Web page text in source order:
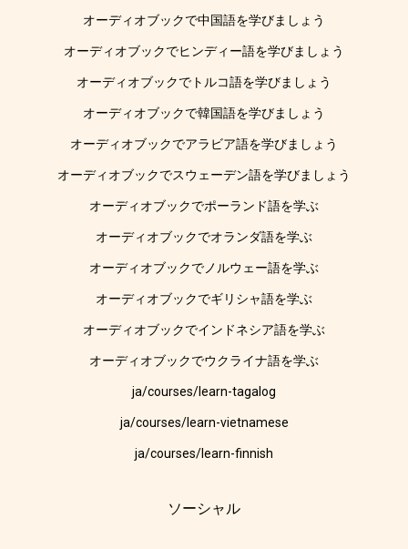
オーディオブックで中国語を学びましょう
オーディオブックでヒンディー語を学びましょう
オーディオブックでトルコ語を学びましょう
オーディオブックで韓国語を学びましょう
オーディオブックでアラビア語を学びましょう
オーディオブックでスウェーデン語を学びましょう
オーディオブックでポーランド語を学ぶ
オーディオブックでオランダ語を学ぶ
オーディオブックでノルウェー語を学ぶ
オーディオブックでギリシャ語を学ぶ
オーディオブックでインドネシア語を学ぶ
オーディオブックでウクライナ語を学ぶ
ja/courses/learn-tagalog
ja/courses/learn-vietnamese
ja/courses/learn-finnish
ソーシャル